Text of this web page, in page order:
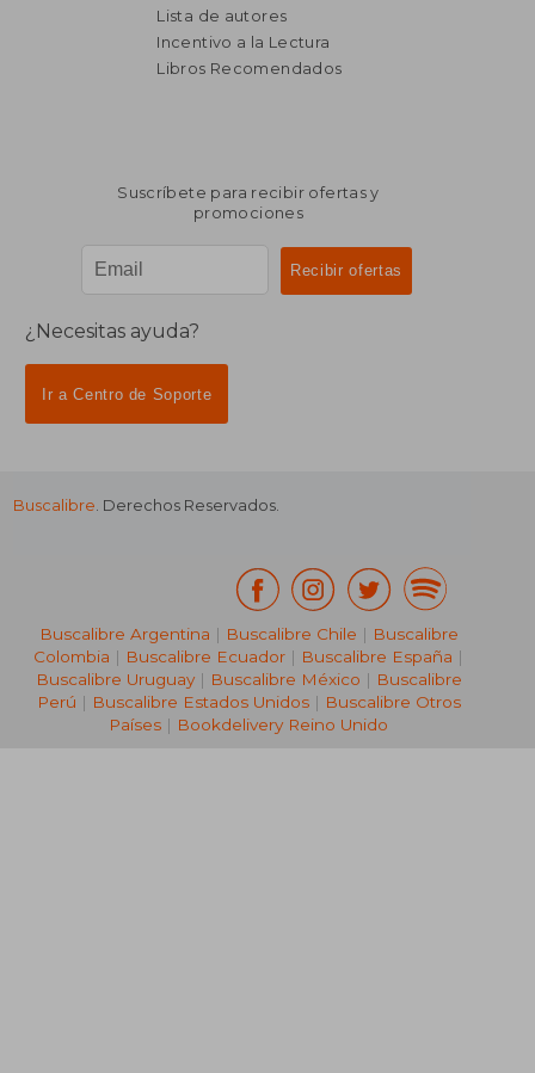
₡ 12.294
₡ 48.507
Lista de autores
Incentivo a la Lectura
Libros Recomendados
Suscríbete para recibir ofertas y
promociones
¿Necesitas ayuda?
Ir a Centro de Soporte
Buscalibre. Derechos Reservados.
Buscalibre Argentina | Buscalibre Chile | Buscalibre
Colombia | Buscalibre Ecuador | Buscalibre España |
Buscalibre Uruguay| Buscalibre México | Buscalibre
Perú | Buscalibre Estados Unidos| Buscalibre Otros
Países | Bookdelivery Reino Unido